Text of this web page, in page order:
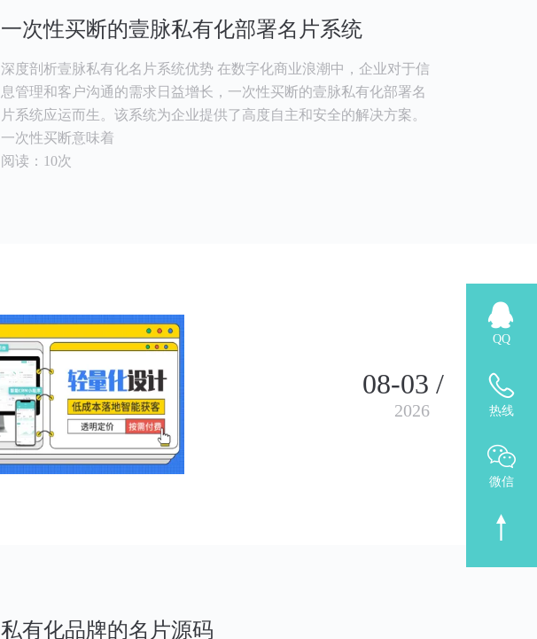
QQ
热线
微信
一次性买断的壹脉私有化部署名片系统
深度剖析壹脉私有化名片系统优势 在数字化商业浪潮中，企业对于信
息管理和客户沟通的需求日益增长，一次性买断的壹脉私有化部署名
片系统应运而生。该系统为企业提供了高度自主和安全的解决方案。
一次性买断意味着
阅读：10次
08-03 /
2026
私有化品牌的名片源码